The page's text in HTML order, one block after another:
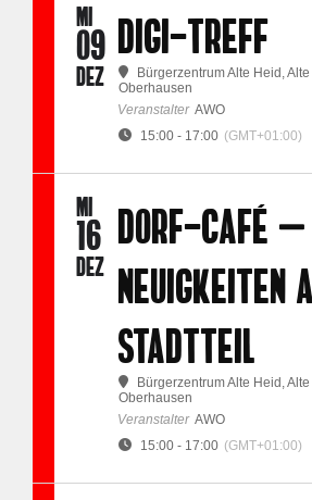
MI
09
DEZ
DIGI-TREFF
Bürgerzentrum Alte Heid ,
Oberhausen
Veranstalter AWO
15:00 - 17:00 (GMT+01:00)
MI
16
DEZ
DORF-CAFÉ –
NEUIGKEITEN
STADTTEIL
Bürgerzentrum Alte Heid ,
Oberhausen
Veranstalter AWO
15:00 - 17:00 (GMT+01:00)